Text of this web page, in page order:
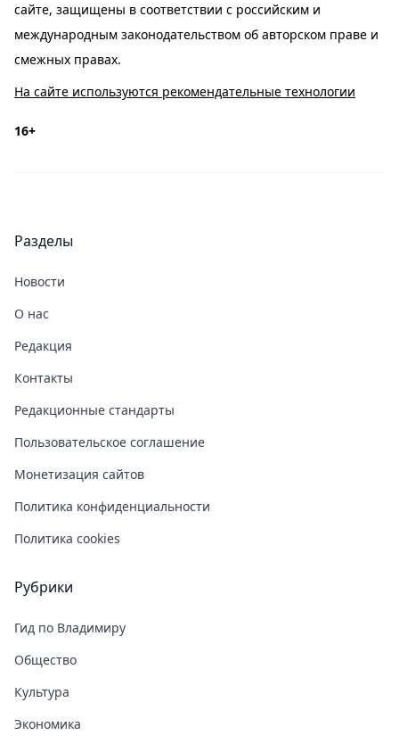
сайте, защищены в соответствии с российским и
международным законодательством об авторском праве и
смежных правах.
На сайте используются рекомендательные технологии
16+
Разделы
Новости
О нас
Редакция
Контакты
Редакционные стандарты
Пользовательское соглашение
Монетизация сайтов
Политика конфиденциальности
Политика cookies
Рубрики
Гид по Владимиру
Общество
Культура
Экономика